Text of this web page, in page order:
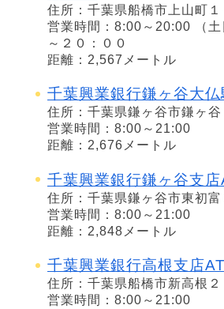
住所：千葉県船橋市上山町１
営業時間：8:00～20:00 （土
～２０：００
距離：2,567メートル
千葉興業銀行鎌ヶ谷大
住所：千葉県鎌ヶ谷市鎌ヶ谷
営業時間：8:00～21:00
距離：2,676メートル
千葉興業銀行鎌ヶ谷支店
住所：千葉県鎌ヶ谷市東初富
営業時間：8:00～21:00
距離：2,848メートル
千葉興業銀行高根支店
住所：千葉県船橋市新高根２
営業時間：8:00～21:00